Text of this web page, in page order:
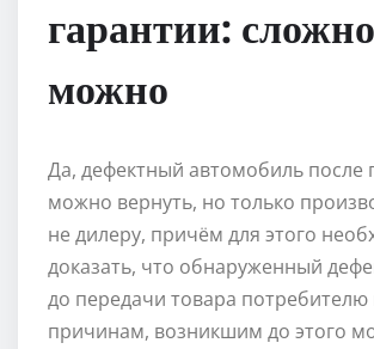
гарантии:
можно
Да, дефектный автомобиль после
можно вернуть, но только
не дилеру, причём для этого
доказать, что обнаруженный
до передачи товара потребителю
причинам, возникшим до этого